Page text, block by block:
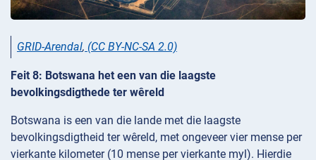
GRID-Arendal, (CC BY-NC-SA 2.0)
Feit 8: Botswana het een van die laagste
bevolkingsdigthede ter wêreld
Botswana is een van die lande met die laagste
bevolkingsdigtheid ter wêreld, met ongeveer vier mense per
vierkante kilometer (10 mense per vierkante myl). Hierdie